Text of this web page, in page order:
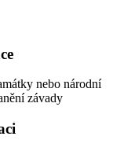
nebo národní
závady